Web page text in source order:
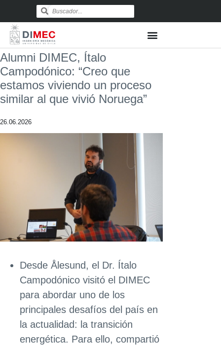
Alumni DIMEC, Ítalo
Campodónico: “Creo que
estamos viviendo un proceso
similar al que vivió Noruega”
26.06.2026
Desde Ålesund, el Dr. Ítalo
Campodónico visitó el DIMEC
para abordar uno de los
principales desafíos del país en
la actualidad: la transición
energética. Para ello, compartió